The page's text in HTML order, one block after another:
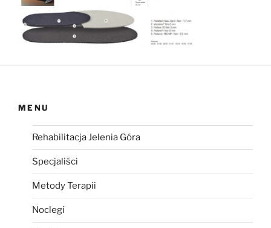
MENU
Rehabilitacja Jelenia Góra
Specjaliści
Metody Terapii
Noclegi